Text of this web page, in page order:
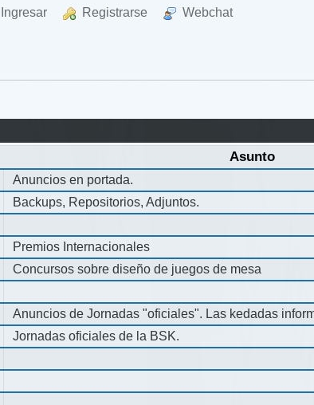
Ingresar Registrarse Webchat
Asunto
Anuncios en portada.
Backups, Repositorios, Adjuntos.
Premios Internacionales
Concursos sobre diseño de juegos de mesa
Anuncios de Jornadas "oficiales". Las kedadas
Jornadas oficiales de la BSK.